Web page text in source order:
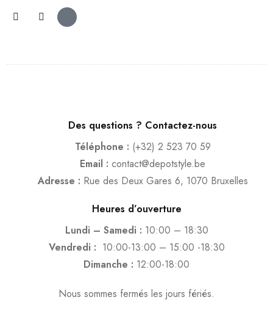
Des questions ? Contactez-nous
Téléphone : (+32) 2 523 70 59
Email : contact@depotstyle.be
Adresse : Rue des Deux Gares 6, 1070 Bruxelles
Heures d’ouverture
Lundi – Samedi : 10:00 – 18:30
Vendredi : 10:00-13:00 – 15:00 -18:30
Dimanche : 12:00-18:00
Nous sommes fermés les jours fériés.